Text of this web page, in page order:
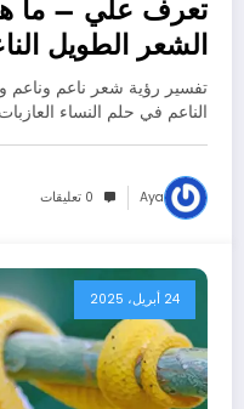
تعرف علي – ما
الشعر الطويل
عند ابن سيرين؟
تفسير رؤية شعر ناعم وناعم
الناعم في حلم النساء
Aya 0 تعليقات
24 أبريل، 2025